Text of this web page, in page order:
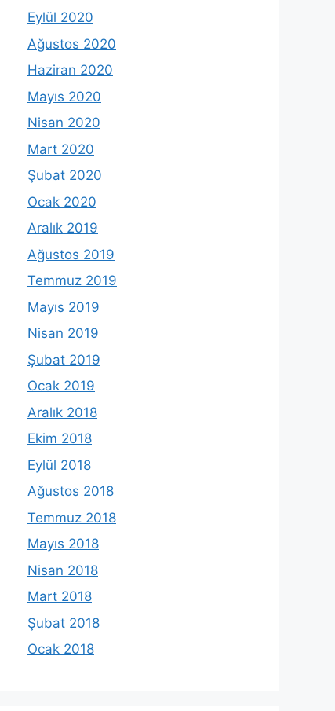
Eylül 2020
Ağustos 2020
Haziran 2020
Mayıs 2020
Nisan 2020
Mart 2020
Şubat 2020
Ocak 2020
Aralık 2019
Ağustos 2019
Temmuz 2019
Mayıs 2019
Nisan 2019
Şubat 2019
Ocak 2019
Aralık 2018
Ekim 2018
Eylül 2018
Ağustos 2018
Temmuz 2018
Mayıs 2018
Nisan 2018
Mart 2018
Şubat 2018
Ocak 2018